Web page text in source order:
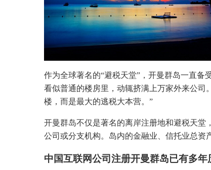
作为全球著名的“避税天堂”，开曼群岛一直
看似普通的楼房里，动辄挤满上万家外来公司
楼，而是最大的逃税大本营。”
开曼群岛不仅是著名的离岸注册地和避税天堂
公司或分支机构。岛内的金融业、信托业总资
中国互联网公司注册开曼群岛已有多年